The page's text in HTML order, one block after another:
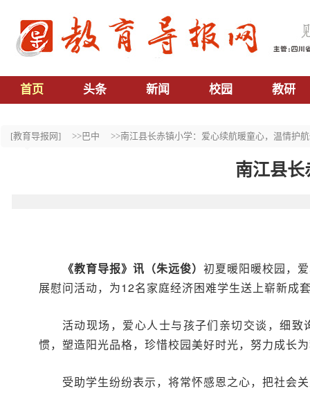
首页 头条 新闻 校园 教研
[教育导报网] >>巴中 >>南江县长赤镇小学：爱心续航暖童心，温情护
南江县长
《教育导报》讯（朱远俊） 初夏暖阳暖校园，
展慰问活动，为12名家庭经济困难学生送上崭新成
活动现场，爱心人士与孩子们亲切交谈，细
惯，塑造阳光品格，珍惜校园美好时光，努力成长
受助学生纷纷表示，将常怀感恩之心，把社会